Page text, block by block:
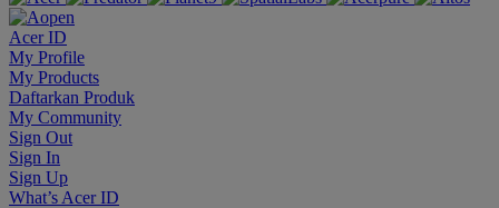
Acer ID
My Profile
My Products
Daftarkan Produk
My Community
Sign Out
Sign In
Sign Up
What’s Acer ID